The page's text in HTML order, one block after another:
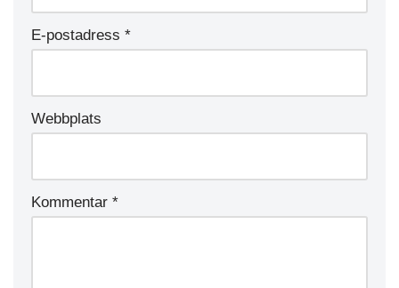
E-postadress *
Webbplats
Kommentar *